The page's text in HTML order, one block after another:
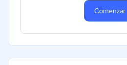
Comenzar